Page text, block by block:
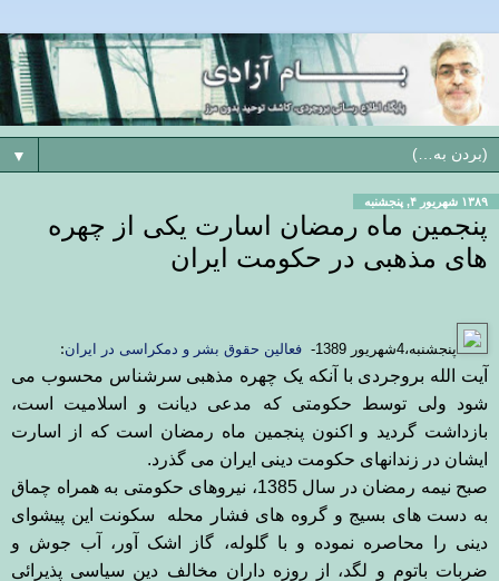
▼
۱۳۸۹ شهریور ۴, پنجشنبه
پنجمین ماه رمضان اسارت یکی از چهره
های مذهبی در حکومت ایران
پنجشنبه،4شهریور 1389- فعالین حقوق بشر و دمکراسی در ایران:
آیت الله بروجردی با آنکه یک چهره مذهبی سرشناس محسوب می
شود ولی توسط حکومتی که مدعی دیانت و اسلامیت است،
بازداشت گردید و اکنون پنجمین ماه رمضان است که از اسارت
ایشان در زندانهای حکومت دینی ایران می گذرد.
صبح نیمه رمضان در سال 1385، نیروهای حکومتی به همراه چماق
به دست های بسیج و گروه های فشار محله سکونت این پیشوای
دینی را محاصره نموده و با گلوله، گاز اشک آور، آب جوش و
ضربات باتوم و لگد، از روزه داران مخالف دین سیاسی پذیرائی